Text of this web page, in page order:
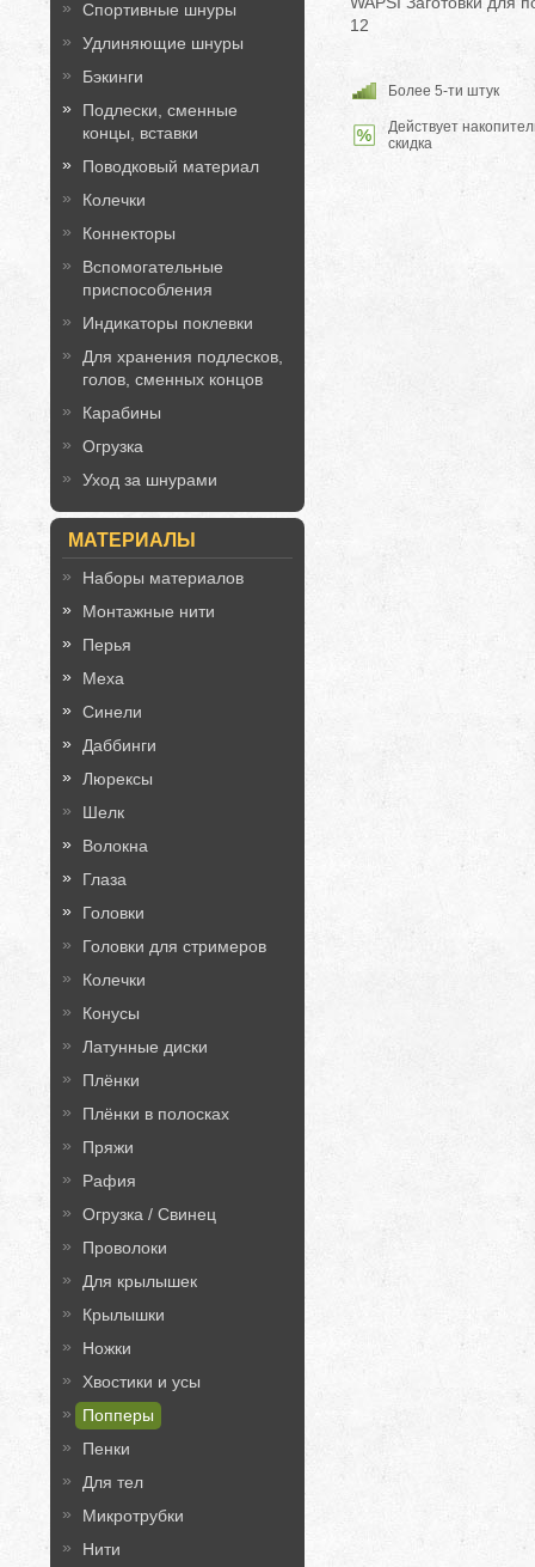
Спортивные шнуры
Удлиняющие шнуры
Бэкинги
Подлески, сменные
концы, вставки
Поводковый материал
Колечки
Коннекторы
Вспомогательные
приспособления
Индикаторы поклевки
Для хранения подлесков,
голов, сменных концов
Карабины
Огрузка
Уход за шнурами
МАТЕРИАЛЫ
Наборы материалов
Монтажные нити
Перья
Меха
Синели
Даббинги
Люрексы
Шелк
Волокна
Глаза
Головки
Головки для стримеров
Колечки
Конусы
Латунные диски
Плёнки
Плёнки в полосках
Пряжи
Рафия
Огрузка / Свинец
Проволоки
Для крылышек
Крылышки
Ножки
Хвостики и усы
Попперы
Пенки
Для тел
Микротрубки
Нити
12
Более 5-ти штук
Действует
скидка